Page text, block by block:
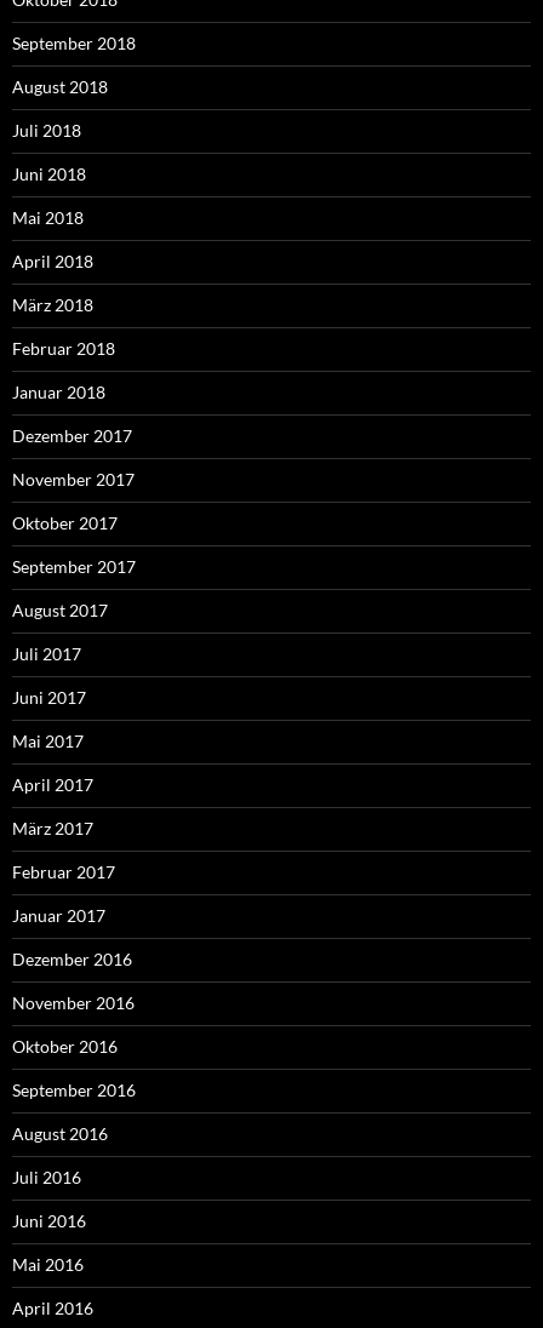
September 2018
August 2018
Juli 2018
Juni 2018
Mai 2018
April 2018
März 2018
Februar 2018
Januar 2018
Dezember 2017
November 2017
Oktober 2017
September 2017
August 2017
Juli 2017
Juni 2017
Mai 2017
April 2017
März 2017
Februar 2017
Januar 2017
Dezember 2016
November 2016
Oktober 2016
September 2016
August 2016
Juli 2016
Juni 2016
Mai 2016
April 2016